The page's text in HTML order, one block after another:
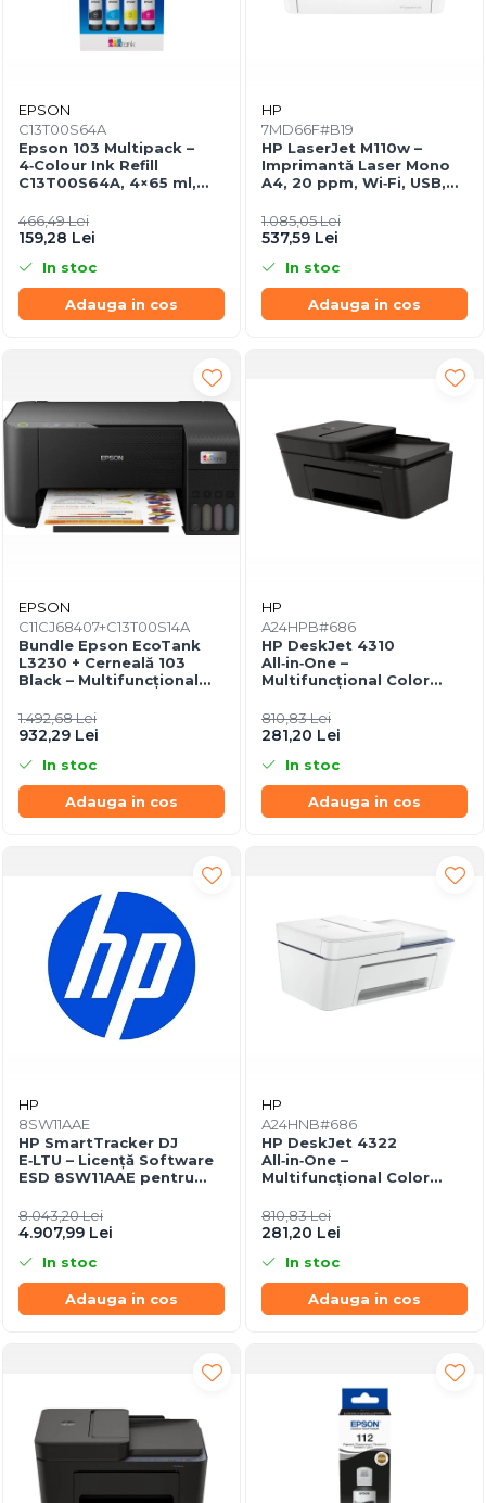
EPSON
C13T00S64A
Epson 103 Multipack –
4‑Colour Ink Refill
C13T00S64A, 4×65 ml,
pagini
466,49 Lei
159,28 Lei
In stoc
Adauga in cos
HP
7MD66F#B19
HP LaserJet M110w –
Imprimantă Laser Mono
A4, 20 ppm, Wi‑Fi, USB,
1.085,05 Lei
537,59 Lei
In stoc
Adauga in cos
EPSON
C11CJ68407+C13T00S14A
Bundle Epson EcoTank
L3230 + Cerneală 103
Black – Multifuncțional
USB
1.492,68 Lei
932,29 Lei
In stoc
Adauga in cos
HP
A24HPB#686
HP DeskJet 4310
All‑in‑One –
Multifuncțional Color
35 coli, Wi‑Fi, USB,
Bluetooth
810,83 Lei
281,20 Lei
In stoc
Adauga in cos
HP
8SW11AAE
HP SmartTracker DJ
E‑LTU – Licență Software
ESD 8SW11AAE pentru
8.043,20 Lei
4.907,99 Lei
In stoc
Adauga in cos
HP
A24HNB#686
HP DeskJet 4322
All‑in‑One –
Multifuncțional Color
35 coli, Wi‑Fi, USB
810,83 Lei
281,20 Lei
In stoc
Adauga in cos